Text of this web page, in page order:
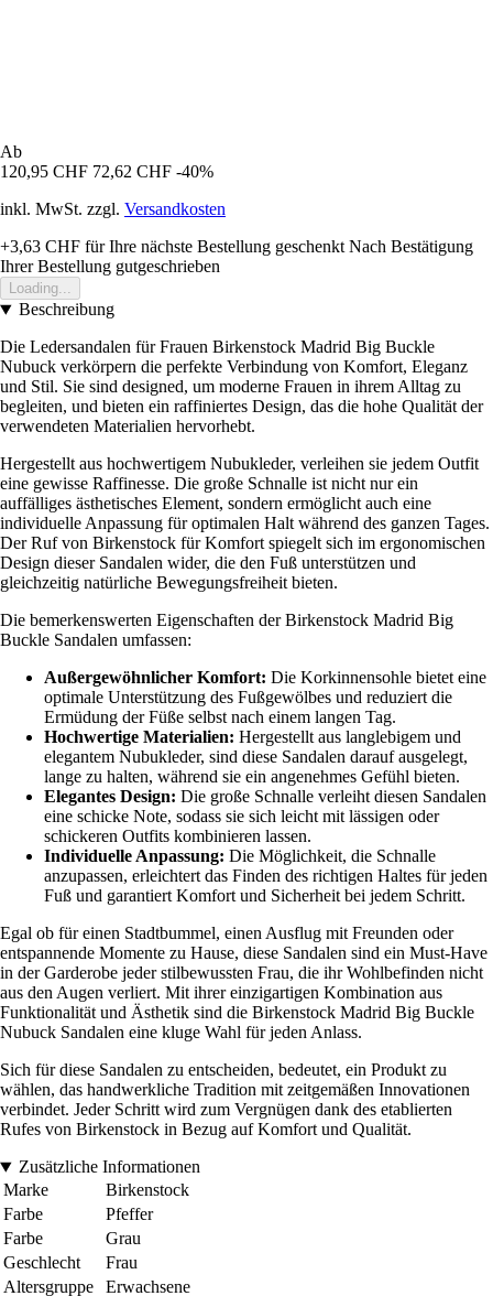
Ab
120,95 CHF 72,62 CHF -40%
inkl. MwSt. zzgl. Versandkosten
+3,63 CHF für Ihre nächste Bestellung geschenkt Nach Bestätigung
Ihrer Bestellung gutgeschrieben
Loading...
Beschreibung
Die Ledersandalen für Frauen Birkenstock Madrid Big Buckle
Nubuck verkörpern die perfekte Verbindung von Komfort, Eleganz
und Stil. Sie sind designed, um moderne Frauen in ihrem Alltag zu
begleiten, und bieten ein raffiniertes Design, das die hohe Qualität der
verwendeten Materialien hervorhebt.
Hergestellt aus hochwertigem Nubukleder, verleihen sie jedem Outfit
eine gewisse Raffinesse. Die große Schnalle ist nicht nur ein
auffälliges ästhetisches Element, sondern ermöglicht auch eine
individuelle Anpassung für optimalen Halt während des ganzen Tages.
Der Ruf von Birkenstock für Komfort spiegelt sich im ergonomischen
Design dieser Sandalen wider, die den Fuß unterstützen und
gleichzeitig natürliche Bewegungsfreiheit bieten.
Die bemerkenswerten Eigenschaften der Birkenstock Madrid Big
Buckle Sandalen umfassen:
Außergewöhnlicher Komfort: Die Korkinnensohle bietet eine
optimale Unterstützung des Fußgewölbes und reduziert die
Ermüdung der Füße selbst nach einem langen Tag.
Hochwertige Materialien: Hergestellt aus langlebigem und
elegantem Nubukleder, sind diese Sandalen darauf ausgelegt,
lange zu halten, während sie ein angenehmes Gefühl bieten.
Elegantes Design: Die große Schnalle verleiht diesen Sandalen
eine schicke Note, sodass sie sich leicht mit lässigen oder
schickeren Outfits kombinieren lassen.
Individuelle Anpassung: Die Möglichkeit, die Schnalle
anzupassen, erleichtert das Finden des richtigen Haltes für jeden
Fuß und garantiert Komfort und Sicherheit bei jedem Schritt.
Egal ob für einen Stadtbummel, einen Ausflug mit Freunden oder
entspannende Momente zu Hause, diese Sandalen sind ein Must-Have
in der Garderobe jeder stilbewussten Frau, die ihr Wohlbefinden nicht
aus den Augen verliert. Mit ihrer einzigartigen Kombination aus
Funktionalität und Ästhetik sind die Birkenstock Madrid Big Buckle
Nubuck Sandalen eine kluge Wahl für jeden Anlass.
Sich für diese Sandalen zu entscheiden, bedeutet, ein Produkt zu
wählen, das handwerkliche Tradition mit zeitgemäßen Innovationen
verbindet. Jeder Schritt wird zum Vergnügen dank des etablierten
Rufes von Birkenstock in Bezug auf Komfort und Qualität.
Zusätzliche Informationen
Marke
Birkenstock
Farbe
Pfeffer
Farbe
Grau
Geschlecht
Frau
Altersgruppe
Erwachsene